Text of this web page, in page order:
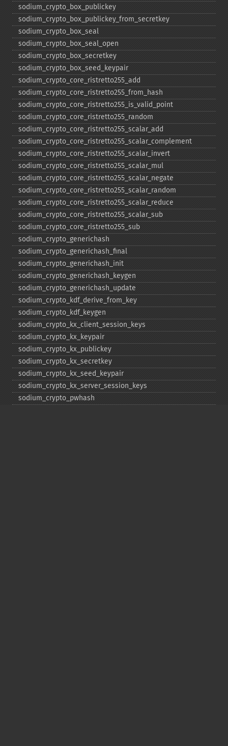
sodium_​crypto_​box_​publickey
sodium_​crypto_​box_​publickey_​from_​secretkey
sodium_​crypto_​box_​seal
sodium_​crypto_​box_​seal_​open
sodium_​crypto_​box_​secretkey
sodium_​crypto_​box_​seed_​keypair
sodium_​crypto_​core_​ristretto255_​add
sodium_​crypto_​core_​ristretto255_​from_​hash
sodium_​crypto_​core_​ristretto255_​is_​valid_​point
sodium_​crypto_​core_​ristretto255_​random
sodium_​crypto_​core_​ristretto255_​scalar_​add
sodium_​crypto_​core_​ristretto255_​scalar_​complement
sodium_​crypto_​core_​ristretto255_​scalar_​invert
sodium_​crypto_​core_​ristretto255_​scalar_​mul
sodium_​crypto_​core_​ristretto255_​scalar_​negate
sodium_​crypto_​core_​ristretto255_​scalar_​random
sodium_​crypto_​core_​ristretto255_​scalar_​reduce
sodium_​crypto_​core_​ristretto255_​scalar_​sub
sodium_​crypto_​core_​ristretto255_​sub
sodium_​crypto_​generichash
sodium_​crypto_​generichash_​final
sodium_​crypto_​generichash_​init
sodium_​crypto_​generichash_​keygen
sodium_​crypto_​generichash_​update
sodium_​crypto_​kdf_​derive_​from_​key
sodium_​crypto_​kdf_​keygen
sodium_​crypto_​kx_​client_​session_​keys
sodium_​crypto_​kx_​keypair
sodium_​crypto_​kx_​publickey
sodium_​crypto_​kx_​secretkey
sodium_​crypto_​kx_​seed_​keypair
sodium_​crypto_​kx_​server_​session_​keys
sodium_​crypto_​pwhash